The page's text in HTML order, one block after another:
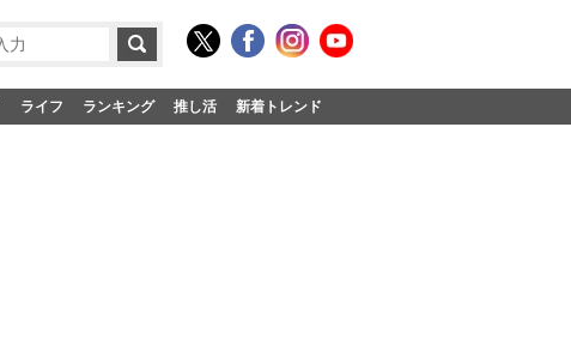
ライフ ランキング 推し活 新着トレンド